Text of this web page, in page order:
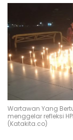
Wartawan Yang
menggelar refleksi
(Katakita.co)